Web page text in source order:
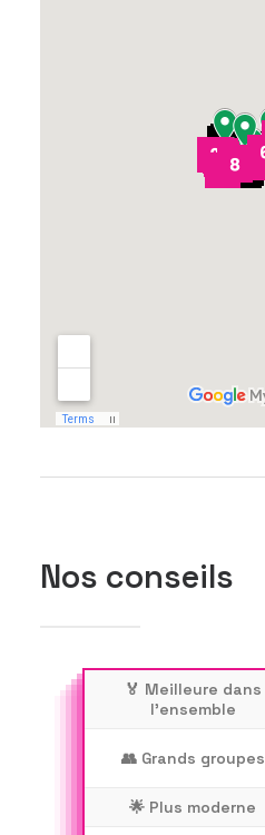
Nos conseils
🏅 Meilleure dans
l'ensemble
👥 Grands groupes
🌟 Plus moderne